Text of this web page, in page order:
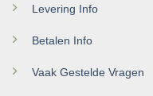
Levering Info
Betalen Info
Vaak Gestelde Vragen